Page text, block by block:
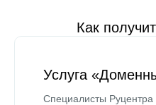
Как
Услуга
Специалисты Руцентра